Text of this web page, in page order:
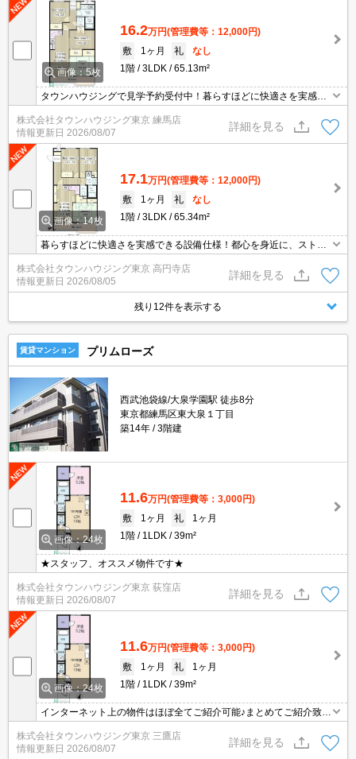
画像：5枚
16.2万円(管理費等：12,000円)
敷
1ヶ月 礼
なし
1階
3LDK 65.13m²
タウンハウジングで見学予約受付中！暮らすほどに快適さを実感で
きる設備仕様！駅前商業施設の多さ！日常の買い物に便利！
株式会社タウンハウジング東京 練馬店
情報更新日 2026/08/07
詳細を見る
画像：14枚
17.1万円(管理費等：12,000円)
敷
1ヶ月 礼
なし
1階
3LDK 65.34m²
暮らすほどに快適さを実感できる設備仕様！都心を身近に、ストレ
スフリーな暮らしを楽しむ！住むほどに愛着が深まる暮らしやすい
街！！
株式会社タウンハウジング東京 高円寺店
情報更新日 2026/08/05
詳細を見る
残り12件を表示する
賃貸マンション プリムローズ
西武池袋線/大泉学園駅 徒歩8分
東京都練馬区東大泉１丁目
築14年
3階建
画像：24枚
11.6万円(管理費等：3,000円)
敷
1ヶ月 礼
1ヶ月
1階
1LDK 39m²
★スタッフ、オススメ物件です★
株式会社タウンハウジング東京 荻窪店
情報更新日 2026/08/07
詳細を見る
画像：24枚
11.6万円(管理費等：3,000円)
敷
1ヶ月 礼
1ヶ月
1階
1LDK 39m²
インターネット上の物件はほぼ全てご紹介可能♪まとめてご紹介致し
ます♪お気軽にお問合せください！お部屋探しはタウンハウジングま
で☆新着情報毎日更新☆
株式会社タウンハウジング東京 三鷹店
情報更新日 2026/08/07
詳細を見る